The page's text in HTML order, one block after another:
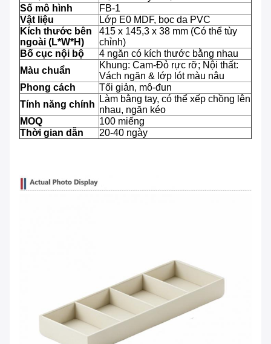
Số mô hình
FB-1
Vật liệu
Lớp E0 MDF, bọc da PVC
Kích thước bên
ngoài (L*W*H)
415 x 145,3 x 38 mm (Có thể tùy
chỉnh)
Bố cục nội bộ
4 ngăn có kích thước bằng nhau
Màu chuẩn
Khung: Cam-Đỏ rực rỡ; Nội thất:
Vách ngăn & lớp lót màu nâu
Phong cách
Tối giản, mô-đun
Tính năng chính
Làm bằng tay, có thể xếp chồng lên
nhau, ngăn kéo
MOQ
100 miếng
Thời gian dẫn
20-40 ngày